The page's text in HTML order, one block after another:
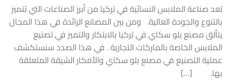
تعد صناعة الملابس النسائية في تركيا من أبرز الصناعات التي تتميز
بالتنوع والجودة العالية. ومن بين المصانع الرائدة في هذا المجال
يتألق مصنع بلو سكاي في تركيا بالابتكار والتميز في تصنيع
الملابس الخاصة بالماركات التجارية . في هذا الصدد سنستكشف
عملية التصنيع في مصنع بلو سكاي والأفكار الشيقة المتعلقة
بها. […]